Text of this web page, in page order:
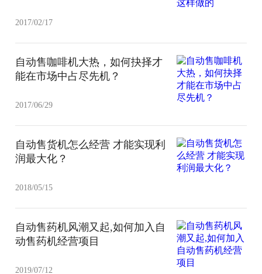
2017/02/17
自动售咖啡机大热，如何抉择才
能在市场中占尽先机？
2017/06/29
自动售货机怎么经营 才能实现利
润最大化？
2018/05/15
自动售药机风潮又起,如何加入自
动售药机经营项目
2019/07/12